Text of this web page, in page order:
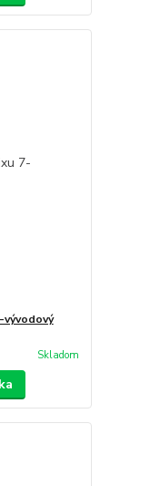
Skladom